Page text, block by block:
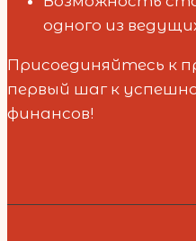
одного из
Присоединяйтесь к
первый шаг к
финансов!